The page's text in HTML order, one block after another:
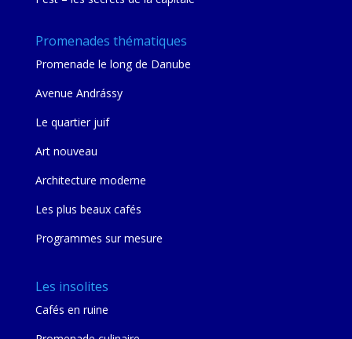
Promenades thématiques
Promenade le long de Danube
Avenue Andrássy
Le quartier juif
Art nouveau
Architecture moderne
Les plus beaux cafés
Programmes sur mesure
Les insolites
Cafés en ruine